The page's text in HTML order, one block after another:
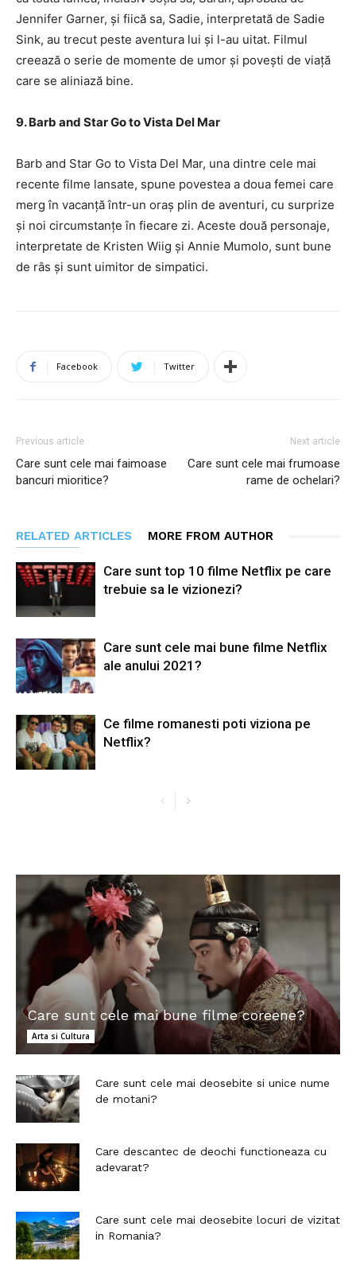
Jennifer Garner, și fiică sa, Sadie, interpretată de Sadie
Sink, au trecut peste aventura lui și l-au uitat. Filmul
creează o serie de momente de umor și povești de viață
care se aliniază bine.
9. Barb and Star Go to Vista Del Mar
Barb and Star Go to Vista Del Mar, una dintre cele mai
recente filme lansate, spune povestea a doua femei care
merg în vacanță într-un oraș plin de aventuri, cu surprize
și noi circumstanțe în fiecare zi. Aceste două personaje,
interpretate de Kristen Wiig și Annie Mumolo, sunt bune
de râs și sunt uimitor de simpatici.
Facebook Twitter
Previous article
Care sunt cele mai faimoase
bancuri mioritice?
Next article
Care sunt cele mai frumoase
rame de ochelari?
RELATED ARTICLES MORE FROM AUTHOR
Care sunt top 10 filme Netflix pe care
trebuie sa le vizionezi?
Care sunt cele mai bune filme Netflix
ale anului 2021?
Ce filme romanesti poti viziona pe
Netflix?
Care sunt cele mai bune filme coreene?
Arta si Cultura
Care sunt cele mai deosebite si unice nume
de motani?
Care descantec de deochi functioneaza cu
adevarat?
Care sunt cele mai deosebite locuri de vizitat
in Romania?